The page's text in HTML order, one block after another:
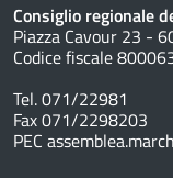
Consiglio regionale
Piazza Cavour 23 -
Codice fiscale
Tel. 071/22981
Fax 071/2298203
PEC